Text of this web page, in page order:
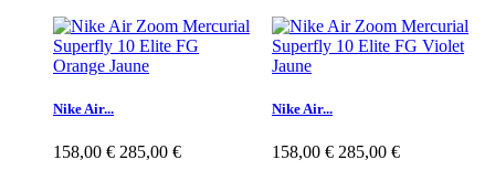
Nike Air...
158,00 € 285,00 €
Nike Air...
158,00 € 285,00 €